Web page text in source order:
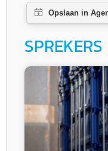
SPREKERS